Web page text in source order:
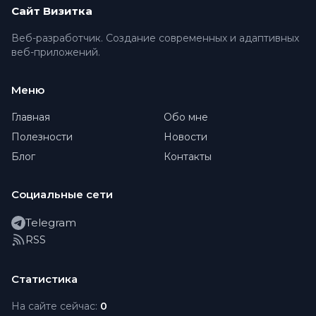
Сайт Визитка
Веб-разработчик. Создание современных и адаптивных
веб-приложений.
Меню
Главная
Обо мне
Полезности
Новости
Блог
Контакты
Социальные сети
Telegram
RSS
Статистика
На сайте сейчас: 0